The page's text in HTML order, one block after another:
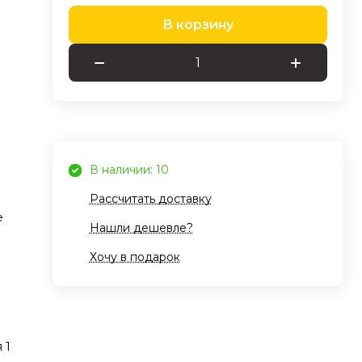
и
В корзину
В наличии: 10
Рассчитать доставку
Нашли дешевле?
Хочу в подарок